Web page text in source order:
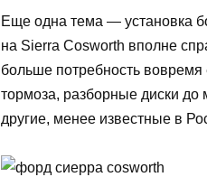
Еще одна тема — установка
на Sierra Cosworth вполне
больше потребность
тормоза, разборные диски
другие, менее известные в